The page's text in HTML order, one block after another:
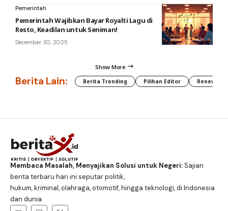
Pemerintah
Pemerintah Wajibkan Bayar Royalti Lagu di
Resto, Keadilan untuk Seniman!
December 30, 2025
Show More
Berita Lain: Berita Trending Pilihan Editor
Membaca Masalah, Menyajikan Solusi untuk Negeri:Sajian
berita terbaru hari ini seputar politik,
hukum, kriminal, olahraga, otomotif, hingga teknologi, di Indonesia
dan dunia.